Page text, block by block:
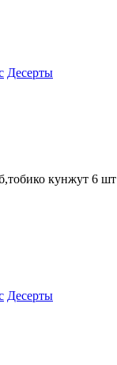
Десерты
кунжут 6 шт
Десерты